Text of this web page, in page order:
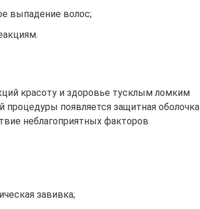
выпадение волос;
красоту и здоровье тусклым ломким
процедуры появляется защитная оболочка
неблагоприятных факторов
завивка;